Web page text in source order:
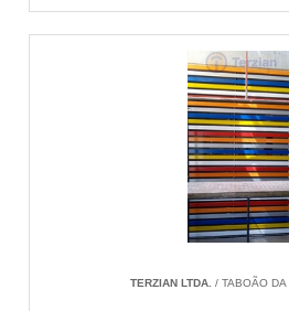
TERZIAN LTDA. / TABOÃO DA